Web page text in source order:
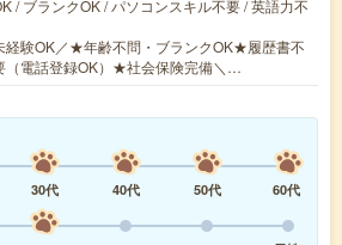
/ ブランクOK / パソコンスキル不要 / 英語力不
経験OK／★年齢不問・ブランクOK★履歴書不
（電話登録OK）★社会保険完備＼…
30代 40代 50代
60代